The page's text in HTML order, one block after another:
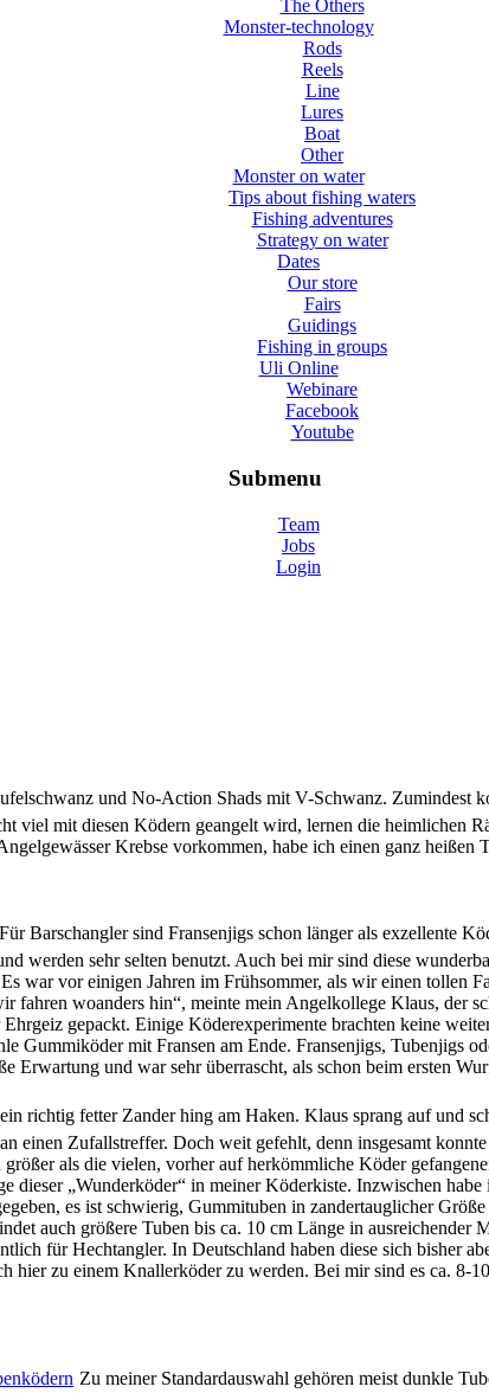
The Others
Monster-technology
Rods
Reels
Line
Lures
Boat
Other
Monster on water
Tips about fishing waters
Fishing adventures
Strategy on water
Dates
Our store
Fairs
Guidings
Fishing in groups
Uli Online
Webinare
Facebook
Youtube
Submenu
Team
Jobs
Login
und No-Action Shads mit V-Schwanz. Zumindest
viel mit diesen Ködern geangelt wird, lernen die heimlichen
Krebse vorkommen, habe ich einen ganz heißen
Für Barschangler sind Fransenjigs schon länger als exzellente
werden sehr selten benutzt. Auch bei mir sind diese
war vor einigen Jahren im Frühsommer, als wir einen tollen
fahren woanders hin“, meinte mein Angelkollege Klaus, der
gepackt. Einige Köderexperimente brachten keine
Gummiköder mit Fransen am Ende. Fransenjigs, Tubenjigs
und war sehr überrascht, als schon beim ersten
richtig fetter Zander hing am Haken. Klaus sprang auf und
einen Zufallstreffer. Doch weit gefehlt, denn insgesamt
als die vielen, vorher auf herkömmliche Köder
dieser „Wunderköder“ in meiner Köderkiste. Inzwischen
es ist schwierig, Gummituben in zandertauglicher
auch größere Tuben bis ca. 10 cm Länge in ausreichender
für Hechtangler. In Deutschland haben diese sich bisher
hier zu einem Knallerköder zu werden. Bei mir sind es ca. 8-
Zu meiner Standardauswahl gehören meist dunkle